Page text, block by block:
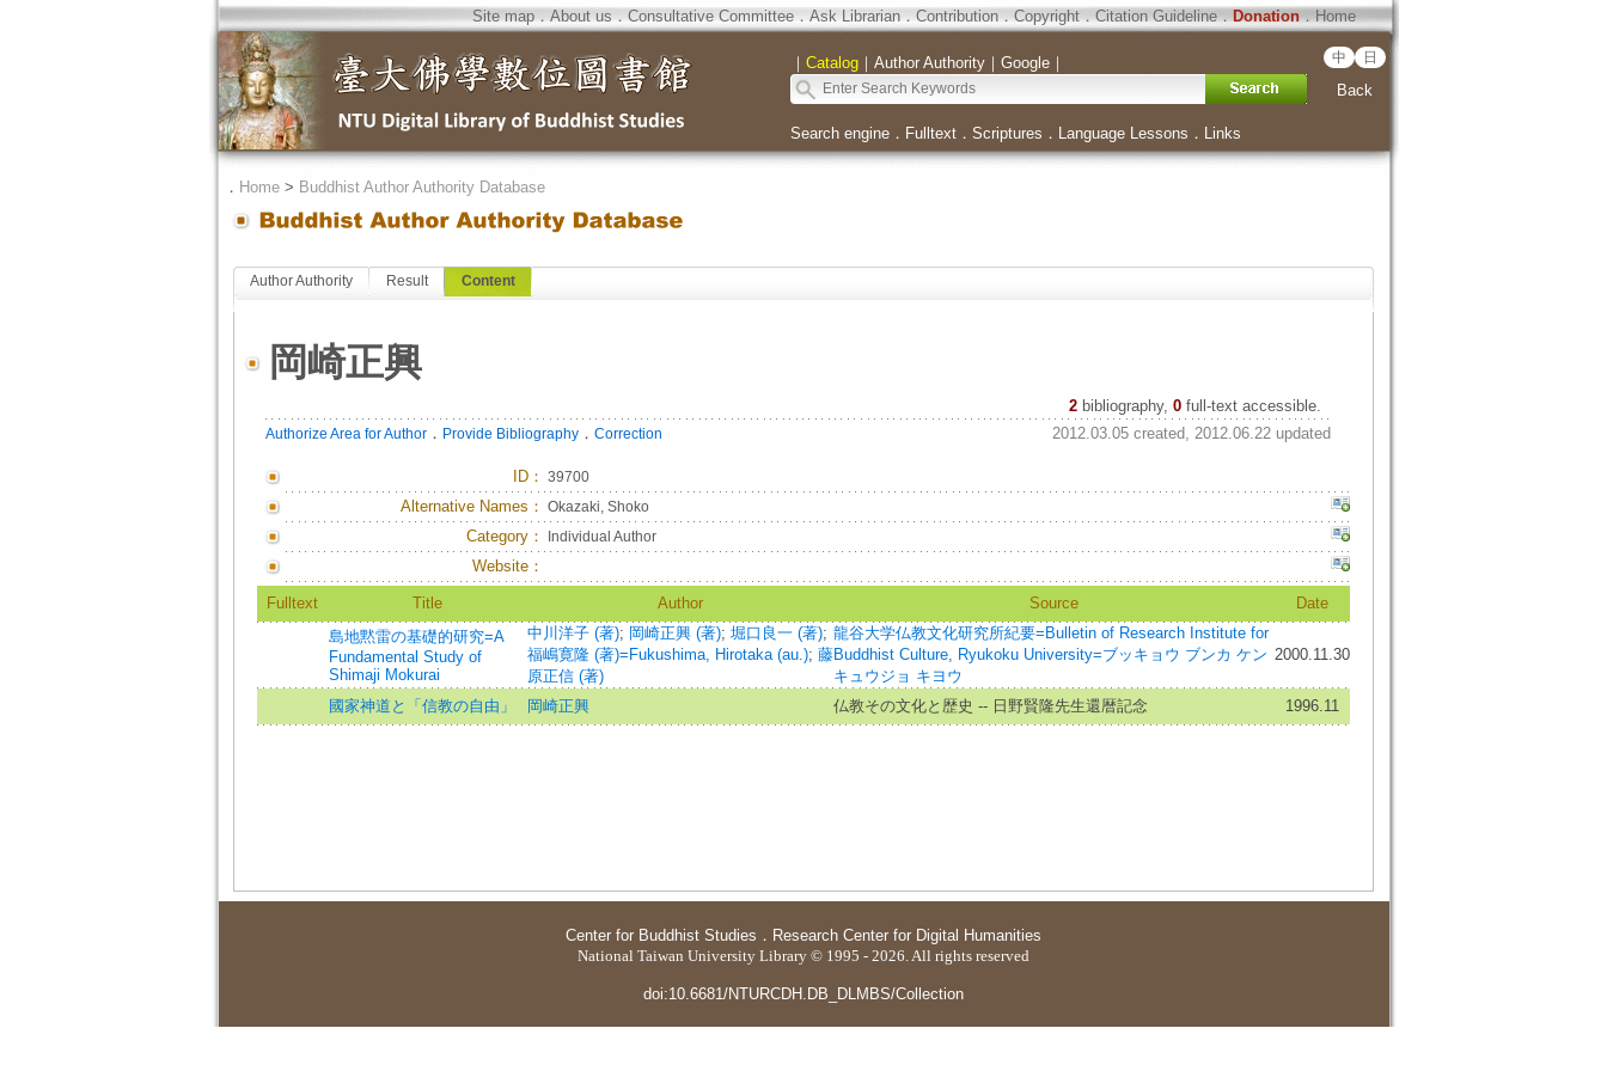
Site map．About us．Consultative Committee．Ask Librarian．Contribution．Copyright．Citation Guideline．Donation．Home
｜ Catalog｜ Author Authority｜ Google｜ 中 日
Back
Search engine． Fulltext． Scriptures ． Language Lessons ． Links
． Home> Buddhist Author Authority Database
Author Authority Result Content
岡崎正興
2 bibliography, 0full-text accessible.
Authorize Area for Author． Provide Bibliography． Correction 2012.03.05 created, 2012.06.22 updated
ID： 39700
Alternative Names： Okazaki, Shoko
Category： Individual Author
Website：
Fulltext Title Author Source
Date
島地黙雷の基礎的研究=A
Fundamental Study of
Shimaji Mokurai
中川洋子 (著); 岡崎正興 (著); 堀口良一 (著);
福嶋寛隆 (著)=Fukushima, Hirotaka (au.); 藤
原正信 (著)
龍谷大学仏教文化研究所紀要=Bulletin of Research Institute for
Buddhist Culture, Ryukoku University=ブッキョウ ブンカ ケン
キュウジョ キヨウ
2000.11.30
國家神道と「信教の自由」 岡崎正興 仏教その文化と歴史 -- 日野賢隆先生還暦記念 1996.11
Center for Buddhist Studies ． Research Center for Digital Humanities
National Taiwan University Library © 1995 - 2026. All rights reserved
doi:10.6681/NTURCDH.DB_DLMBS/Collection